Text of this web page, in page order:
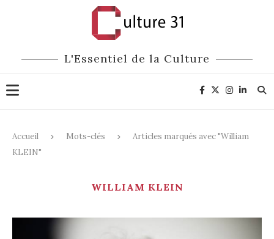
L'Essentiel de la Culture
Accueil Mots-clés
Articles marqués avec "William
KLEIN"
WILLIAM KLEIN